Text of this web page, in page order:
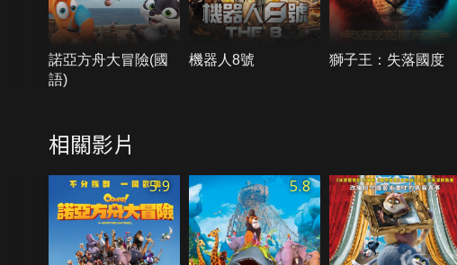
諾亞方舟大冒險(國
語)
機器人8號 獅子王：失落國度
相關影片
5.9 5.8